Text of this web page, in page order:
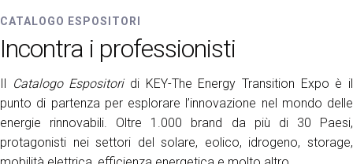
CATALOGO ESPOSITORI
Incontra i professionisti
Il Catalogo Espositoridi KEY-The Energy Transition Expo è il
punto di partenza per esplorare l’innovazione nel mondo delle
energie rinnovabili. Oltre 1.000 brand da più di 30 Paesi,
protagonisti nei settori del solare, eolico, idrogeno, storage,